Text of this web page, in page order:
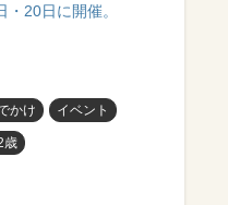
20日に開催。
かけ イベント
歳